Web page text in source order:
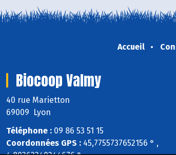
Accueil
Biocoop Valmy
40 rue Marietton
69009 Lyon
Téléphone : 09 86 53 51 15
Coordonnées GPS : 45,7755737652156 ° ,